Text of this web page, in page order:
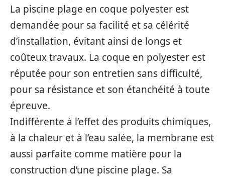
La piscine plage en coque polyester est
demandée pour sa facilité et sa célérité
d’installation, évitant ainsi de longs et
coûteux travaux. La coque en polyester est
réputée pour son entretien sans difficulté,
pour sa résistance et son étanchéité à toute
épreuve.
Indifférente à l’effet des produits chimiques,
à la chaleur et à l’eau salée, la membrane est
aussi parfaite comme matière pour la
construction d’une piscine plage. Sa